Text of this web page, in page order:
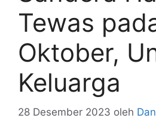
Tewas
Oktober,
Keluarga
28 Desember 2023 oleh